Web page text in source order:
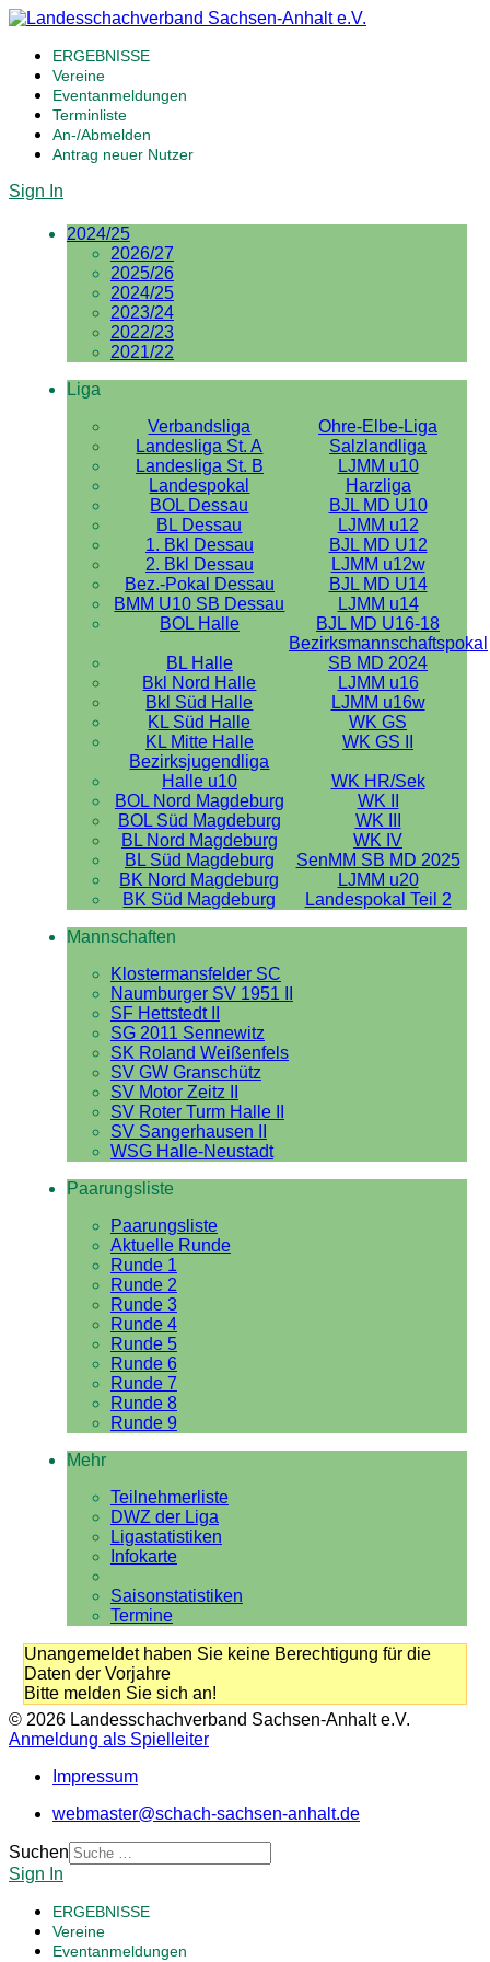
ERGEBNISSE
Vereine
Eventanmeldungen
Terminliste
An-/Abmelden
Antrag neuer Nutzer
Sign In
2024/25
2026/27
2025/26
2024/25
2023/24
2022/23
2021/22
Liga
Verbandsliga
Ohre-Elbe-Liga
Landesliga St. A
Salzlandliga
Landesliga St. B
LJMM u10
Landespokal
Harzliga
BOL Dessau
BJL MD U10
BL Dessau
LJMM u12
1. Bkl Dessau
BJL MD U12
2. Bkl Dessau
LJMM u12w
Bez.-Pokal Dessau
BJL MD U14
BMM U10 SB Dessau
LJMM u14
BOL Halle
BJL MD U16-18
BL Halle
Bezirksmannschaftspokal
SB MD 2024
Bkl Nord Halle
LJMM u16
Bkl Süd Halle
LJMM u16w
KL Süd Halle
WK GS
KL Mitte Halle
WK GS II
Bezirksjugendliga
Halle u10
WK HR/Sek
BOL Nord Magdeburg
WK II
BOL Süd Magdeburg
WK III
BL Nord Magdeburg
WK IV
BL Süd Magdeburg
SenMM SB MD 2025
BK Nord Magdeburg
LJMM u20
BK Süd Magdeburg
Landespokal Teil 2
Mannschaften
Klostermansfelder SC
Naumburger SV 1951 II
SF Hettstedt II
SG 2011 Sennewitz
SK Roland Weißenfels
SV GW Granschütz
SV Motor Zeitz II
SV Roter Turm Halle II
SV Sangerhausen II
WSG Halle-Neustadt
Paarungsliste
Paarungsliste
Aktuelle Runde
Runde 1
Runde 2
Runde 3
Runde 4
Runde 5
Runde 6
Runde 7
Runde 8
Runde 9
Mehr
Teilnehmerliste
DWZ der Liga
Ligastatistiken
Infokarte
Saisonstatistiken
Termine
Unangemeldet haben Sie keine Berechtigung für die
Daten der Vorjahre
Bitte melden Sie sich an!
© 2026 Landesschachverband Sachsen-Anhalt e.V.
Anmeldung als Spielleiter
Impressum
webmaster@schach-sachsen-anhalt.de
Suchen
Sign In
ERGEBNISSE
Vereine
Eventanmeldungen